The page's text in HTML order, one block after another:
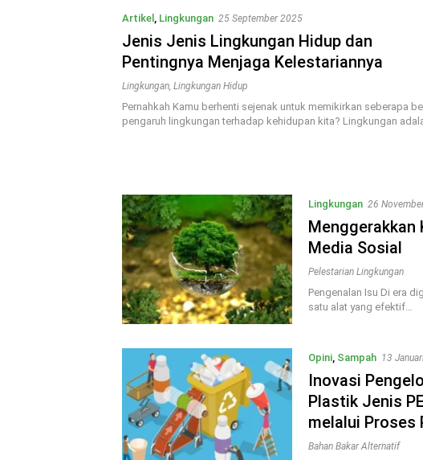
Artikel , Lingkungan 25 September 2025
Jenis Jenis Lingkungan Hidup dan
Pentingnya Menjaga Kelestariannya
Lingkungan, Lingkungan Hidup
Pernahkah Kamu berhenti sejenak untuk memikirkan seberapa
pengaruh lingkungan terhadap kehidupan kita? Lingkungan
Lingkungan 26
Menggerakkan
Media Sosial
Pelestarian Lingkungan
Pengenalan Isu Di era
satu alat yang efektif…
Opini, Sampah 13
Inovasi
Plastik Jenis
melalui Proses
Bahan Bakar Alternatif